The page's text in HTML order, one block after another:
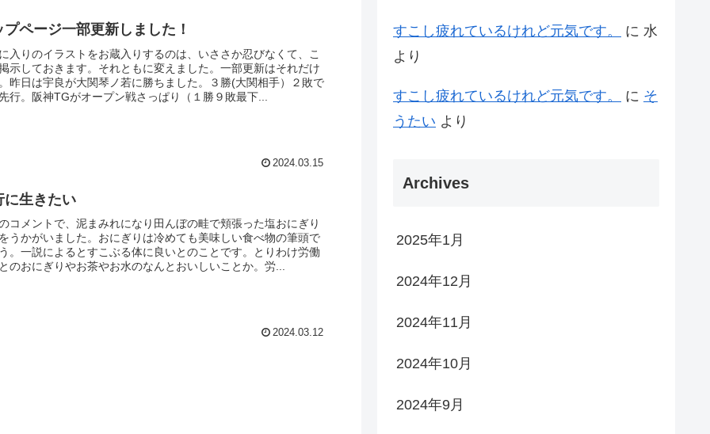
プページ一部更新しました！
入りのイラストをお蔵入りするのは、いささか忍びなくて、こ
示しておきます。それともに変えました。一部更新はそれだけ
昨日は宇良が大関琴ノ若に勝ちました。３勝(大関相手）２敗で
行。阪神TGがオープン戦さっぱり（１勝９敗最下...
2024.03.15
に生きたい
コメントで、泥まみれになり田んぼの畦で頬張った塩おにぎり
うかがいました。おにぎりは冷めても美味しい食べ物の筆頭で
。一説によるとすこぶる体に良いとのことです。とりわけ労働
のおにぎりやお茶やお水のなんとおいしいことか。労...
2024.03.12
すこし疲れているけれど元気です。 に 水
より
すこし疲れているけれど元気です。 に そ
うたい より
Archives
2025年1月
2024年12月
2024年11月
2024年10月
2024年9月